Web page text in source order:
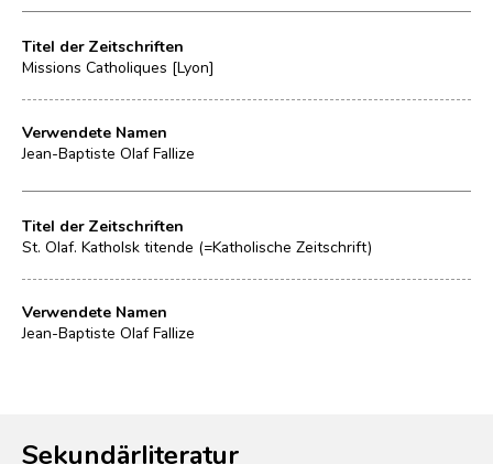
Titel der Zeitschriften
Missions Catholiques [Lyon]
Verwendete Namen
Jean-Baptiste Olaf Fallize
Titel der Zeitschriften
St. Olaf. Katholsk titende (=Katholische Zeitschrift)
Verwendete Namen
Jean-Baptiste Olaf Fallize
Sekundärliteratur